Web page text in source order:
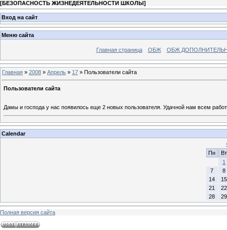
[БЕЗОПАСНОСТЬ ЖИЗНЕДЕЯТЕЛЬНОСТИ ШКОЛЫ]
Вход на сайт
Меню сайта
Главная страница ОБЖ ОБЖ
Главная » 2008 » Апрель » 17 » Пользователи сайта
Пользователи сайта
Дамы и господа у нас появилось еще 2 новых пользователя. Удачной нам всем
Calendar
Пн
Вт
1
7
8
14
15
21
22
28
29
Полная версия сайта